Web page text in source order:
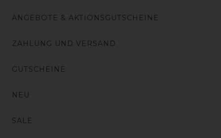
ANGEBOTE & AKTIONSGUTSCHEINE
ZAHLUNG UND VERSAND
GUTSCHEINE
NEU
SALE